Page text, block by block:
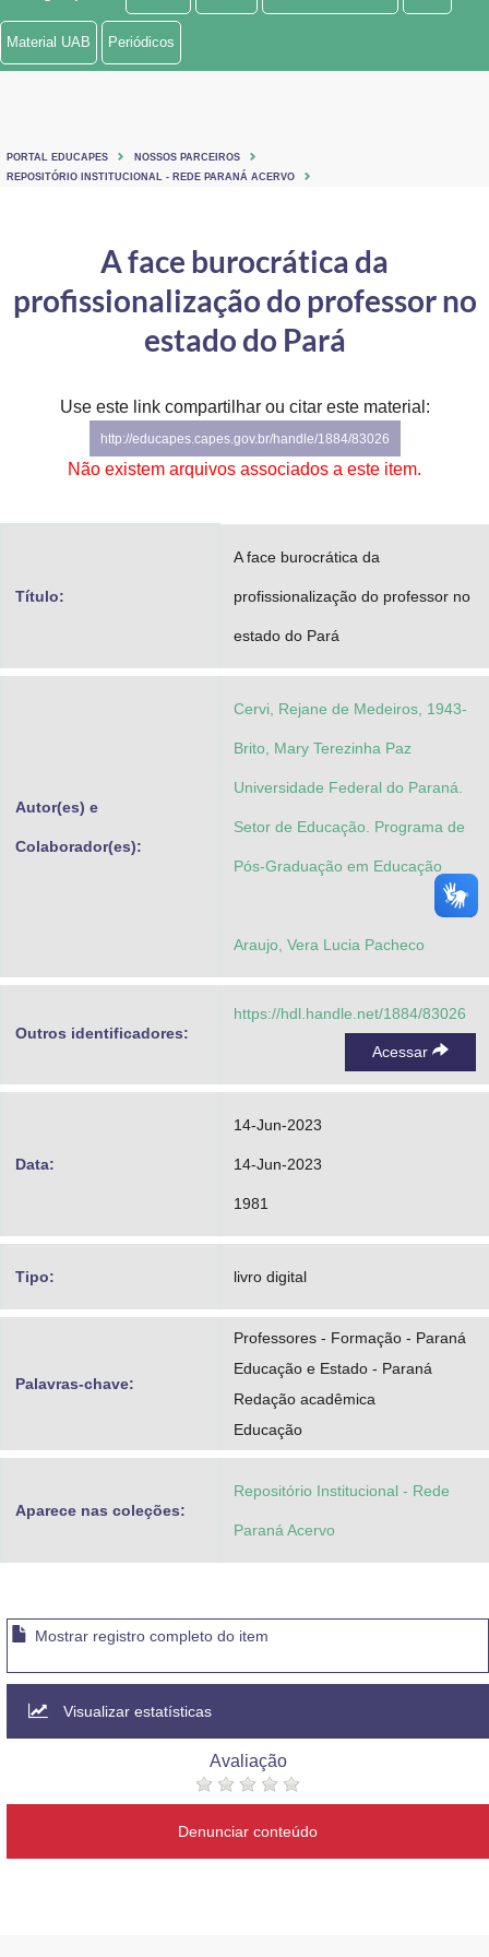
Ministério de Minas e Energia
Ministério do Turismo
Controladoria-Geral da União
Ministério da Mulher, da Família e dos Direitos Humanos
Secretaria de Governo
Gabinete de Segurança Institucional
Planalto
Material UAB Periódicos
PORTAL EDUCAPES
NOSSOS PARCEIROS
REPOSITÓRIO INSTITUCIONAL - REDE PARANÁ ACERVO
A face burocrática da
profissionalização do professor no
estado do Pará
Use este link compartilhar ou citar este material:
http://educapes.capes.gov.br/handle/1884/83026
Não existem arquivos associados a este item.
Título:
A face burocrática da
profissionalização do professor no
estado do Pará
Autor(es) e
Colaborador(es):
Cervi, Rejane de Medeiros, 1943-
Brito, Mary Terezinha Paz
Universidade Federal do Paraná.
Setor de Educação. Programa de
Pós-Graduação em Educação
Araujo, Vera Lucia Pacheco
Outros identificadores:
https://hdl.handle.net/1884/83026
Acessar
Data:
14-Jun-2023
14-Jun-2023
1981
Tipo: livro digital
Palavras-chave:
Professores - Formação - Paraná
Educação e Estado - Paraná
Redação acadêmica
Educação
Aparece nas coleções:
Repositório Institucional - Rede
Paraná Acervo
Mostrar registro completo do item
Visualizar estatísticas
Avaliação
Denunciar conteúdo